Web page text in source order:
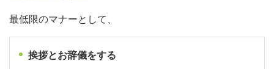
最低限のマナーとして、
挨拶とお辞儀をする